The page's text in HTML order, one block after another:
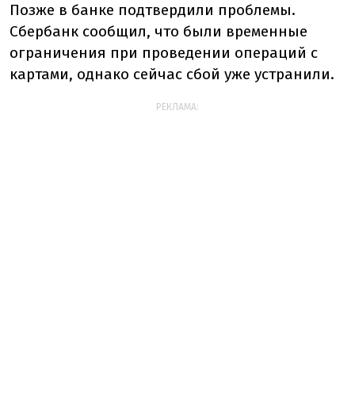
Позже в банке подтвердили проблемы.
Сбербанк сообщил, что были временные
ограничения при проведении операций с
картами, однако сейчас сбой уже устранили.
РЕКЛАМА: